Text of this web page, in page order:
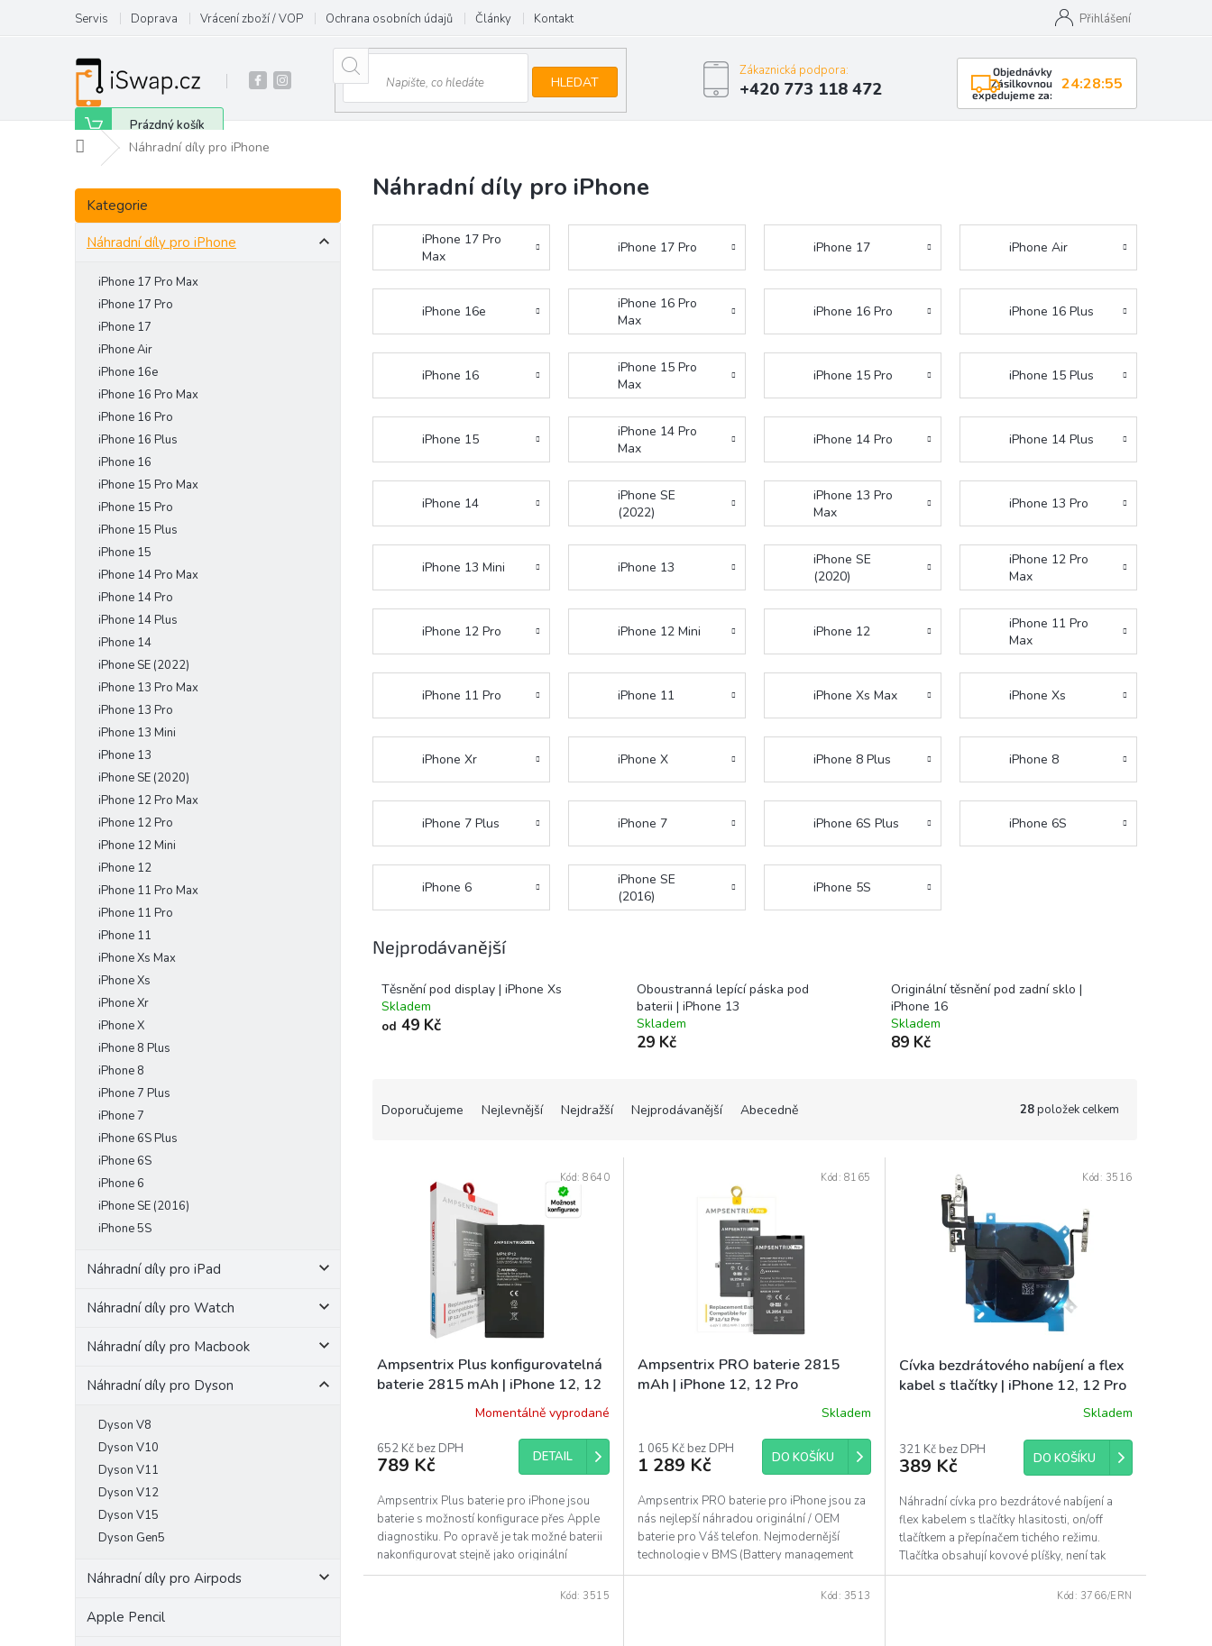
obsah
Servis Doprava Vrácení zboží / VOP Ochrana osobních údajů Články Kontakt Přihlášení
HLEDAT
Zákaznická podpora:
+420 773 118 472
Objednávky
Zásilkovnou
expedujeme za:
24:28:54
Nákupní
košík
Prázdný košík
Domů Náhradní díly pro iPhone
P
s
Přeskočit
kategorie
Kategorie
Náhradní díly pro iPhone
iPhone 17 Pro Max
iPhone 17 Pro
iPhone 17
iPhone Air
iPhone 16e
iPhone 16 Pro Max
iPhone 16 Pro
iPhone 16 Plus
iPhone 16
iPhone 15 Pro Max
iPhone 15 Pro
iPhone 15 Plus
iPhone 15
iPhone 14 Pro Max
iPhone 14 Pro
iPhone 14 Plus
iPhone 14
iPhone SE (2022)
iPhone 13 Pro Max
iPhone 13 Pro
iPhone 13 Mini
iPhone 13
iPhone SE (2020)
iPhone 12 Pro Max
iPhone 12 Pro
iPhone 12 Mini
iPhone 12
iPhone 11 Pro Max
iPhone 11 Pro
iPhone 11
iPhone Xs Max
iPhone Xs
iPhone Xr
iPhone X
iPhone 8 Plus
iPhone 8
iPhone 7 Plus
iPhone 7
iPhone 6S Plus
iPhone 6S
iPhone 6
iPhone SE (2016)
iPhone 5S
Náhradní díly pro iPad
Náhradní díly pro Watch
Náhradní díly pro Macbook
Náhradní díly pro Dyson
Dyson V8
Dyson V10
Dyson V11
Dyson V12
Dyson V15
Dyson Gen5
Náhradní díly pro Airpods
Apple Pencil
Náhradní díly pro iPhone
iPhone 17 Pro
Max
iPhone 17 Pro iPhone 17 iPhone Air
iPhone 16e
iPhone 16 Pro
Max
iPhone 16 Pro iPhone 16 Plus
iPhone 16
iPhone 15 Pro
Max
iPhone 15 Pro iPhone 15 Plus
iPhone 15
iPhone 14 Pro
Max
iPhone 14 Pro iPhone 14 Plus
iPhone 14
iPhone SE
(2022)
iPhone 13 Pro
Max
iPhone 13 Pro
iPhone 13 Mini iPhone 13
iPhone SE
(2020)
iPhone 12 Pro
Max
iPhone 12 Pro iPhone 12 Mini iPhone 12
iPhone 11 Pro
Max
iPhone 11 Pro iPhone 11 iPhone Xs Max iPhone Xs
iPhone Xr iPhone X iPhone 8 Plus iPhone 8
iPhone 7 Plus iPhone 7 iPhone 6S Plus iPhone 6S
iPhone 6
iPhone SE
(2016)
iPhone 5S
Nejprodávanější
Těsnění pod display | iPhone Xs
Skladem
od 49 Kč
Oboustranná lepící páska pod
baterii | iPhone 13
Skladem
29 Kč
Originální těsnění pod zadní sklo |
iPhone 16
Skladem
89 Kč
Doporučujeme Nejlevnější Nejdražší Nejprodávanější Abecedně 28položek celkem
k
t
Ampsentrix Plus konfigurovatelná
baterie 2815 mAh | iPhone 12, 12
Momentálně vyprodané
652 Kč bez DPH
789 Kč DETAIL
Ampsentrix Plus baterie pro iPhone jsou
baterie s možností konfigurace přes Apple
diagnostiku. Po opravě je tak možné baterii
nakonfigurovat stejně jako originální
baterii....
Kód:8640
Ampsentrix PRO baterie 2815
mAh | iPhone 12, 12 Pro
produktu
je
z
5
hvězdiček.
Skladem
1 065 Kč bez DPH
1 289 Kč DO KOŠÍKU
Ampsentrix PRO baterie pro iPhone jsou za
nás nejlepší náhradou originální / OEM
baterie pro Váš telefon. Nejmodernější
technologie v BMS (Battery management
system) v kombinaci...
Kód: 8165
Cívka bezdrátového nabíjení a flex
kabel s tlačítky | iPhone 12, 12 Pro
produktu
je
z
5
hvězdiček.
Skladem
321 Kč bez DPH
389 Kč DO KOŠÍKU
Náhradní cívka pro bezdrátové nabíjení a
flex kabelem s tlačítky hlasitosti, on/off
tlačítkem a přepínačem tichého režimu.
Tlačítka obsahují kovové plíšky, není tak
nutné je...
Kód: 3516
Kód: 3515 Kód: 3513 Kód: 3766/ERN